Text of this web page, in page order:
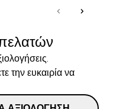
την ευκαιρία να